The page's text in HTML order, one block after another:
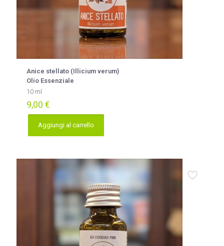
Anice stellato (Illicium verum)
Olio Essenziale
10 ml
9,00 €
Aggiungi al carrello